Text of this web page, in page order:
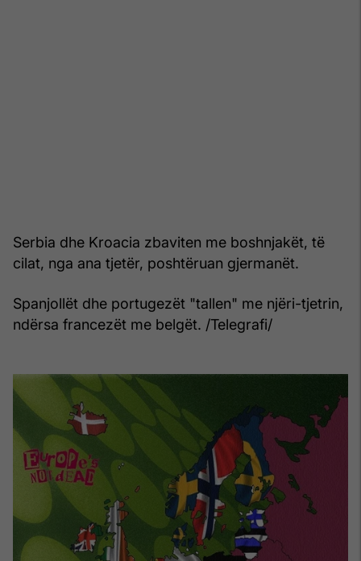
Serbia dhe Kroacia zbaviten me boshnjakët, të
cilat, nga ana tjetër, poshtëruan gjermanët.
Spanjollët dhe portugezët "tallen" me njëri-tjetrin,
ndërsa francezët me belgët. /Telegrafi/